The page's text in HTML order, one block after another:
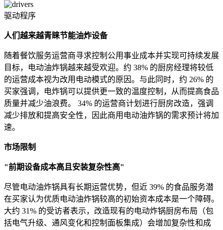
驱动程序
人们越来越青睐节能油炸设备
随着餐饮服务运营商寻求控制公用事业成本并实现可持续发展
目标，电动油炸锅越来越受欢迎。约 38% 的厨房经理将较低
的运营成本视为改用电动模式的原因。与此同时，约 26% 的
买家强调，电炸锅可以提供更一致的温度控制，从而提高食品
质量并减少油浪费。 34% 的运营商计划进行厨房改造，强调
减少排放和提高安全性，因此商用电动油炸锅的需求预计将加
速。
市场限制
"前期设备成本高且安装复杂性高"
尽管电动油炸锅具有长期运营优势，但近 39% 的食品服务潜
在买家认为优质电动油炸锅较高的初始资本成本是一个障碍。
大约 31% 的受访者表示，改造现有的电动炸锅厨房布局（包
括电气升级、通风变化和控制面板集成）会增加复杂性和成